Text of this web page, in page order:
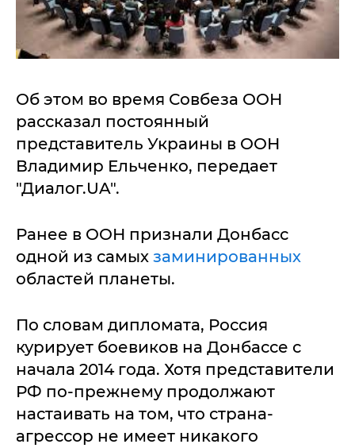
Об этом во время Совбеза ООН
рассказал постоянный
представитель Украины в ООН
Владимир Ельченко, передает
"Диалог.UA".
Ранее в ООН признали Донбасс
одной из самых заминированных
областей планеты.
По словам дипломата, Россия
курирует боевиков на Донбассе с
начала 2014 года. Хотя представители
РФ по-прежнему продолжают
настаивать на том, что страна-
агрессор не имеет никакого